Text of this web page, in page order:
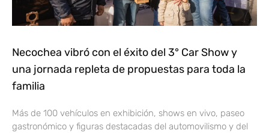
Necochea vibró con el éxito del 3° Car Show y
una jornada repleta de propuestas para toda la
familia
Más de 100 vehículos en exhibición, shows en vivo, paseo
gastronómico y figuras destacadas del automovilismo y del